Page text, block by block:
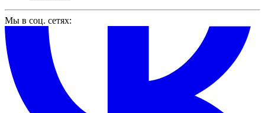
Мы в соц. сетях: